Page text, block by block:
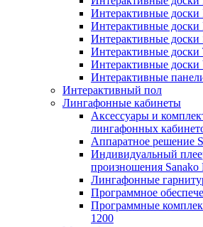
Интерактивные доски
Интерактивные доски
Интерактивные доски
Интерактивные доски
Интерактивные доски
Интерактивные
Интерактивный пол
Лингафонные кабинеты
Аксессуары и
лингафонных
Аппаратное решение
Индивидуальный
произношения Sanako
Лингафонные
Программное
Программные
1200